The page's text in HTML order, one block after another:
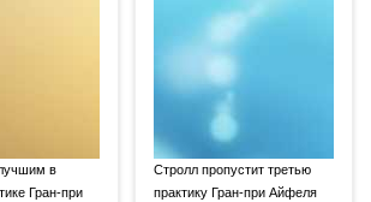
в
Гран-при
Стролл пропустит третью
практику Гран-при Айфеля